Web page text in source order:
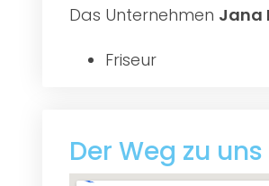
Das Unternehmen Jana
Friseur
Der Weg zu uns